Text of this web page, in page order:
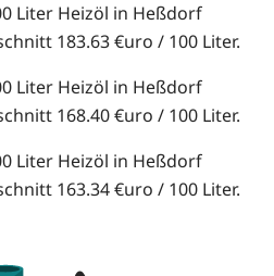
Liter Heizöl in Heßdorf
183.63 €uro / 100 Liter.
Liter Heizöl in Heßdorf
168.40 €uro / 100 Liter.
Liter Heizöl in Heßdorf
163.34 €uro / 100 Liter.